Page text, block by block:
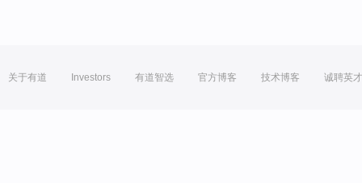
关于有道 Investors 有道智选 官方博客 技术博客 诚聘英才